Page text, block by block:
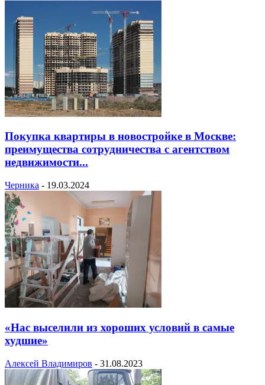
Покупка квартиры в новостройке в Москве:
преимущества сотрудничества с агентством
недвижимости...
Черника - 19.03.2024
«Нас выселили из хороших условий в самые
худшие»
Алексей Владимиров - 31.08.2023